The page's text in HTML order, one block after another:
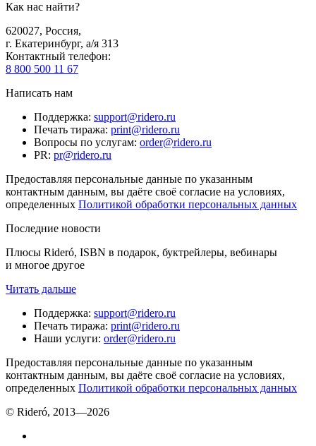
Как нас найти?
620027, Россия,
г. Екатеринбург, а/я 313
Контактный телефон:
8 800 500 11 67
Написать нам
Поддержка: support@ridero.ru
Печать тиража: print@ridero.ru
Вопросы по услугам: order@ridero.ru
PR: pr@ridero.ru
Предоставляя персональные данные по указанным
контактным данным, вы даёте своё согласие на условиях,
определенных Политикой обработки персональных данных
Последние новости
Плюсы Rideró, ISBN в подарок, буктрейлеры, вебинары
и многое другое
Читать дальше
Поддержка: support@ridero.ru
Печать тиража: print@ridero.ru
Наши услуги: order@ridero.ru
Предоставляя персональные данные по указанным
контактным данным, вы даёте своё согласие на условиях,
определенных Политикой обработки персональных данных
© Rideró, 2013—2026